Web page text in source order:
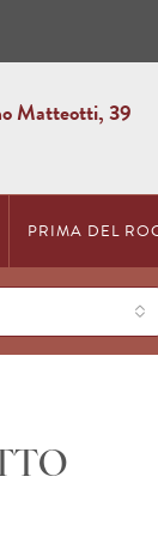
Matteotti, 39
PRIMA DEL